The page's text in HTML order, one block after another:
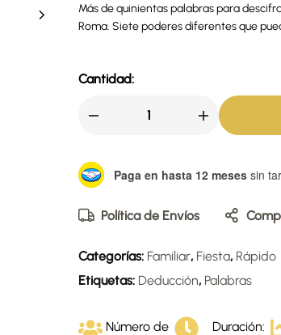
Más de quinientas palabras para
Roma. Siete poderes diferentes que
Cantidad:
Paga en hasta 12 meses sin
Política de Envíos
Categorías: Familiar, Fiesta, Rápido
Etiquetas: Deducción, Palabras
Número de
Duración: